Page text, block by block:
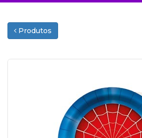
Produtos